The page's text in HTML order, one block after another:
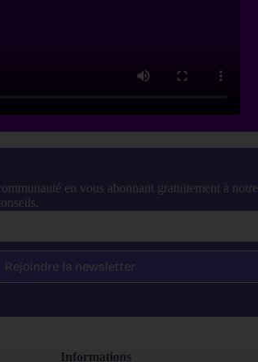
en vous abonnant gratuitement à notre
Rejoindre la newsletter
Informations